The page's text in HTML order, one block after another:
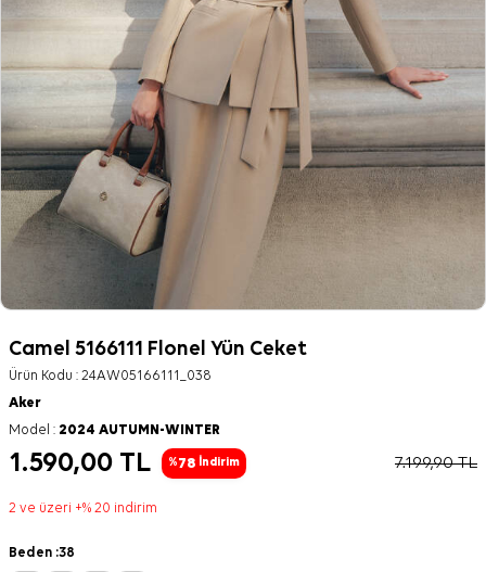
Camel 5166111 Flonel Yün Ceket
Ürün Kodu : 24AW05166111_038
Aker
Model : 2024 AUTUMN-WINTER
1.590,00 TL %78 İndirim 7.199,90TL
2 ve üzeri +% 20 indirim
Beden :38